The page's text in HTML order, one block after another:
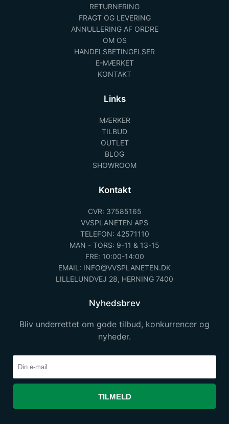
RETURNERING
FRAGT OG LEVERING
ANNULLERING AF ORDRE
OM OS
HANDELSBETINGELSER
E-MÆRKET
KONTAKT
Links
MÆRKER
TILBUD
OUTLET
BLOG
SHOWROOM
Kontakt
CVR: 37585165
VVSPLANETEN APS
TELEFON: 42571110
MAN - TORS: 9-11 & 13-15
FRE: 10:00-14:00
EMAIL: INFO@VVSPLANETEN.DK
LILLELUNDVEJ 28, HERNING 7400
Nyhedsbrev
Bliv underrettet om gode tilbud, konkurrencer og
nyheder.
TILMELD